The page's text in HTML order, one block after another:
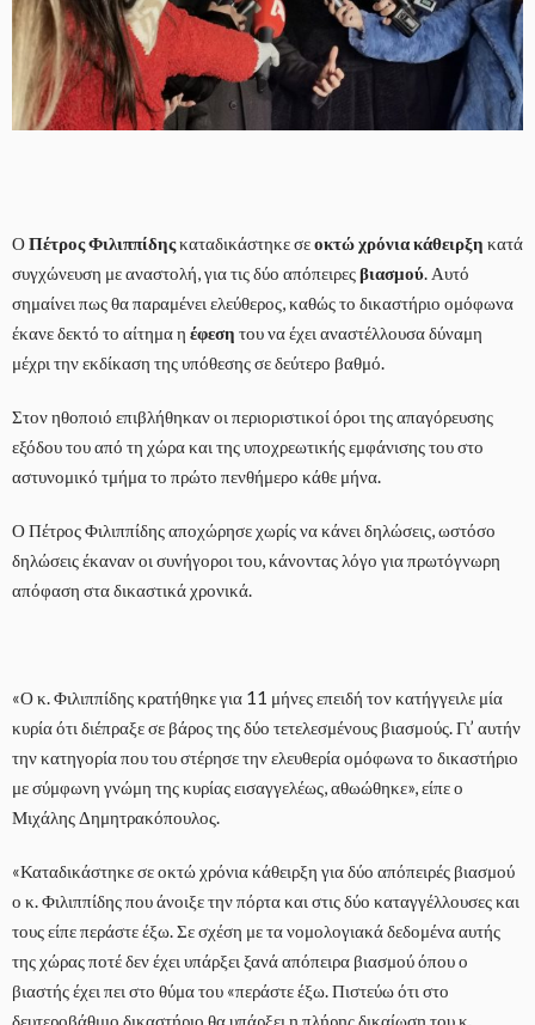
ΟΠέτρος Φιλιππίδηςκαταδικάστηκε σεοκτώ χρόνια κάθειρξη κατά
συγχώνευση με αναστολή, για τις δύο απόπειρεςβιασμού . Αυτό
σημαίνει πως θα παραμένει ελεύθερος, καθώς το δικαστήριο ομόφωνα
έκανε δεκτό το αίτημα η έφεση του να έχει αναστέλλουσα δύναμη
μέχρι την εκδίκαση της υπόθεσης σε δεύτερο βαθμό.
Στον ηθοποιό επιβλήθηκαν οι περιοριστικοί όροι της απαγόρευσης
εξόδου του από τη χώρα και της υποχρεωτικής εμφάνισης του στο
αστυνομικό τμήμα το πρώτο πενθήμερο κάθε μήνα.
Ο Πέτρος Φιλιππίδης αποχώρησε χωρίς να κάνει δηλώσεις, ωστόσο
δηλώσεις έκαναν οι συνήγοροι του, κάνοντας λόγο για πρωτόγνωρη
απόφαση στα δικαστικά χρονικά.
«Ο κ. Φιλιππίδης κρατήθηκε για 11 μήνες επειδή τον κατήγγειλε μία
κυρία ότι διέπραξε σε βάρος της δύο τετελεσμένους βιασμούς. Γι’ αυτήν
την κατηγορία που του στέρησε την ελευθερία ομόφωνα το δικαστήριο
με σύμφωνη γνώμη της κυρίας εισαγγελέως, αθωώθηκε», είπε ο
Μιχάλης Δημητρακόπουλος.
«Καταδικάστηκε σε οκτώ χρόνια κάθειρξη για δύο απόπειρές βιασμού
ο κ. Φιλιππίδης που άνοιξε την πόρτα και στις δύο καταγγέλλουσες και
τους είπε περάστε έξω. Σε σχέση με τα νομολογιακά δεδομένα αυτής
της χώρας ποτέ δεν έχει υπάρξει ξανά απόπειρα βιασμού όπου ο
βιαστής έχει πει στο θύμα του «περάστε έξω. Πιστεύω ότι στο
δευτεροβάθμιο δικαστήριο θα υπάρξει η πλήρης δικαίωση του κ.